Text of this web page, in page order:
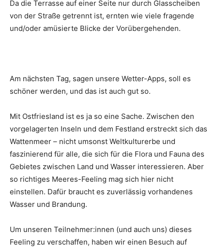
Da die Terrasse auf einer Seite nur durch Glasscheiben
von der Straße getrennt ist, ernten wie viele fragende
und/oder amüsierte Blicke der Vorübergehenden.
Am nächsten Tag, sagen unsere Wetter-Apps, soll es
schöner werden, und das ist auch gut so.
Mit Ostfriesland ist es ja so eine Sache. Zwischen den
vorgelagerten Inseln und dem Festland erstreckt sich das
Wattenmeer – nicht umsonst Weltkulturerbe und
faszinierend für alle, die sich für die Flora und Fauna des
Gebietes zwischen Land und Wasser interessieren. Aber
so richtiges Meeres-Feeling mag sich hier nicht
einstellen. Dafür braucht es zuverlässig vorhandenes
Wasser und Brandung.
Um unseren Teilnehmer:innen (und auch uns) dieses
Feeling zu verschaffen, haben wir einen Besuch auf